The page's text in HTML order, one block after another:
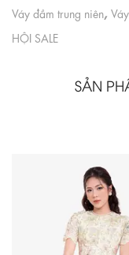
Váy đầm trung niên,
HỘI SALE
SẢN